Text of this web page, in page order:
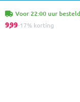
Voor 22:00 uur
9,99-17% korting
Algemene